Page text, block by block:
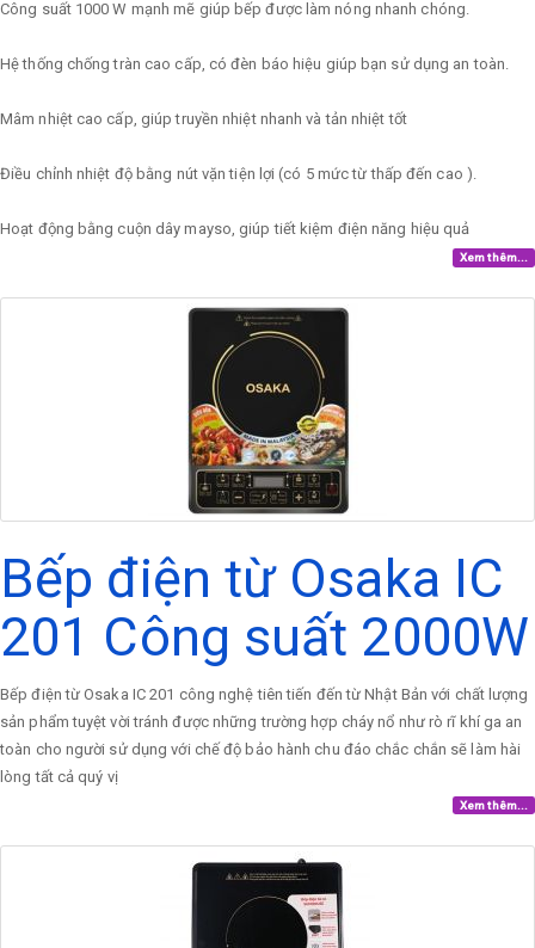
Công suất 1000 W mạnh mẽ giúp bếp được làm nóng nhanh chóng.
Hệ thống chống tràn cao cấp, có đèn báo hiệu giúp bạn sử dụng an toàn.
Mâm nhiệt cao cấp, giúp truyền nhiệt nhanh và tản nhiệt tốt
Điều chỉnh nhiệt độ bằng nút vặn tiện lợi (có 5 mức từ thấp đến cao ).
Hoạt động bằng cuộn dây mayso, giúp tiết kiệm điện năng hiệu quả
Xem thêm...
Bếp điện từ Osaka IC
201 Công suất 2000W
Bếp điện từ Osaka IC 201 công nghệ tiên tiến đến từ Nhật Bản với chất lượng
sản phẩm tuyệt vời tránh được những trường hợp cháy nổ như rò rĩ khí ga an
toàn cho người sử dụng với chế độ bảo hành chu đáo chắc chắn sẽ làm hài
lòng tất cả quý vị
Xem thêm...